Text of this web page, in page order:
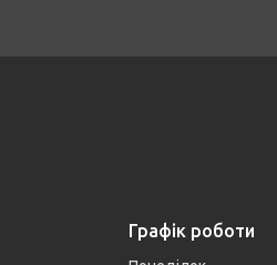
Графік роботи